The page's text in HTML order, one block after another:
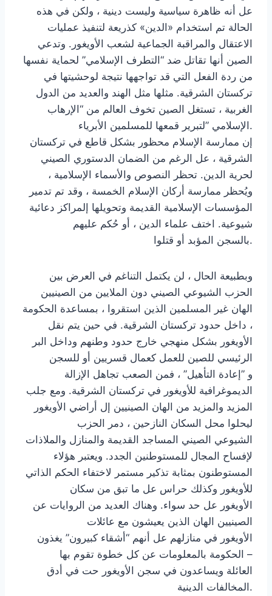
عل أنه ظاهرة سياسية وليست دينية ، ولكن في هذه
الحالة تم استخدام «الدين» كذريعة لتنفيذ عمليات
الاعتقال والمراقبة الجماعية لشعب الأويغور. وتدعي
الصين أنها تقاتل ضد “التطرف الإسلامي” لحماية نفسها
من ردة الفعل التي قد تواجهها نتيجة لوحشيتها في
تركستان الشرقية. مثلها مثل الهند والعديد من الدول
الغربية ، تستغل الصين تخوف العالم من “الإرهاب
الإسلامي ”لتبرير قمعها للمسلمين الأبرياء.
إن ممارسة الإسلام محظور بشكل قاطع في تركستان
الشرقية ، عل الرغم من الضمان الدستوري الصيني
لحرية الدين. تحظر النصوص والأسماء الإسلامية ،
ويُحظر ممارسة أركان الإسلام الخمسة ، وقد تم تدمير
المؤسسات الإسلامية القديمة وتحويلها إلمراكز دعائية
شيوعية. اختف علماء الدين ، أو حُكم عليهم
بالسجن المؤبد أو قتلوا.
وبطبيعة الحال ، لن يكتمل التناغم في العرض بين
الحزب الشيوعي الصيني دون الملايين من الصينيين
الهان غير المسلمين الذين استقروا ، بمساعدة الحكومة
، داخل حدود تركستان الشرقية. في حين يتم نقل
الأويغور بشكل منهجي خارج حدود وطنهم وداخل البر
الرئيسي للصين للعمل كعمال قسريين أو للسجن
و ”إعادة التأهيل” ، فمن الصعب تجاهل الإزالة
الديموغرافية للأويغور في تركستان الشرقية. ومع جلب
المزيد والمزيد من الهان الصينيين إل أراضي الأويغور
ليحلوا محل السكان النازحين ، دمر الحزب
الشيوعي الصيني المساجد القديمة والمنازل والملاذات
لإفساح المجال للمستوطنين الجدد. ويعتبر هؤلاء
المستوطنون بمثابة تذكير مستمر لاختفاء الحكم الذاتي
للأويغور وكذلك حراس عل ما تبق من سكان
الأويغور عل حد سواء. وهناك العديد من الروايات عن
الصينيين الهان الذين يعيشون مع عائلات
الأويغور في منازلهم عل أنهم “أشقاء كبيرون” يغذون
الحكومة بالمعلومات عن كل خطوة تقوم بها –
العائلة ويساعدون في سجن الأويغور حت في أدق
المخالفات الدينية.